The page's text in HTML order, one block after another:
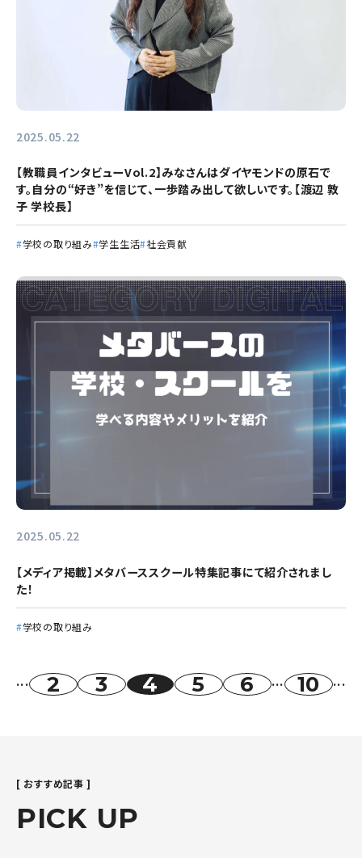
2025.05.22
【教職員インタビューVol.2】みなさんはダイヤモンドの原石で
す。自分の“好き”を信じて、一歩踏み出して欲しいです。【渡辺 敦
子 学校長】
学校の取り組み 学生生活 社会貢献
2025.05.22
【メディア掲載】メタバーススクール特集記事にて紹介されまし
た！
学校の取り組み
... 2 3 4 5 6 ... 10 ...
[ おすすめ記事 ]
PICK UP